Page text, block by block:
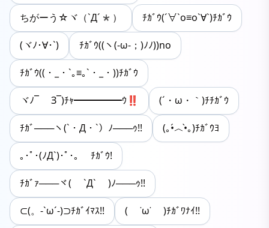
ちがーう☆ヾ（`Д´*） ﾁｶﾞｳ(´∀`o≡o`∀`)ﾁｶﾞｳ
(ヾﾉ･∀･`) ﾁｶﾞｳ((ヽ(-ω-；)ﾉﾉ))no
ﾁｶﾞｳ((・_・`｡≡｡`・_・))ﾁｶﾞｳ
ヾﾉ¯ Ⳍ¯)ﾁｬ━━━━━ｳ‼️ (´・ω・｀)ﾁﾁｶﾞｳ
ﾁｶﾞ───ヽ(`・Д・`）ﾉ───ｩ!! (｡•́︿•̀｡)ﾁｶﾞｳﾖ
｡･ﾟ･(ﾉД`)･ﾟ･｡ ﾁｶﾞｳ!
ﾁｶﾞｧ───ヾ( `Д` )ﾉ───ｩ!!
⊂(。-`ω´-)⊃ﾁｶﾞｲﾏｽ!! ( ˙ω˙ )ﾁｶﾞﾜﾅｲ!!